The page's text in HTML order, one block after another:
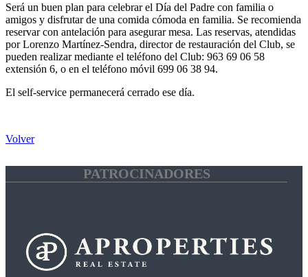
Será un buen plan para celebrar el Día del Padre con familia o
amigos y disfrutar de una comida cómoda en familia. Se recomienda
reservar con antelación para asegurar mesa. Las reservas, atendidas
por Lorenzo Martínez-Sendra, director de restauración del Club, se
pueden realizar mediante el teléfono del Club: 963 69 06 58
extensión 6, o en el teléfono móvil 699 06 38 94.
El self-service permanecerá cerrado ese día.
Volver
PATROCINADORES